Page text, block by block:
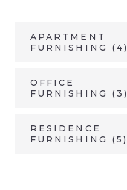
APARTMENT
FURNISHING
(4)
OFFICE
FURNISHING
(3)
RESIDENCE
FURNISHING
(5)